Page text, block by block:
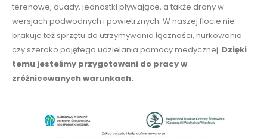
terenowe, quady, jednostki pływające, a także drony w
wersjach podwodnych i powietrznych. Wnaszej flocie nie
brakuje też sprzętu do utrzymywania łączności, nurkowania
czy szeroko pojętego udzielania pomocy medycznej. Dzięki
temu jesteśmy przygotowani do pracy w
zróżnicowanych warunkach.